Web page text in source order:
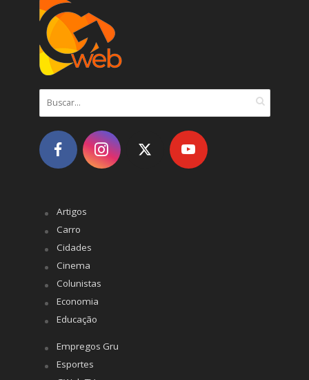
Artigos
Carro
Cidades
Cinema
Colunistas
Economia
Educação
Empregos Gru
Esportes